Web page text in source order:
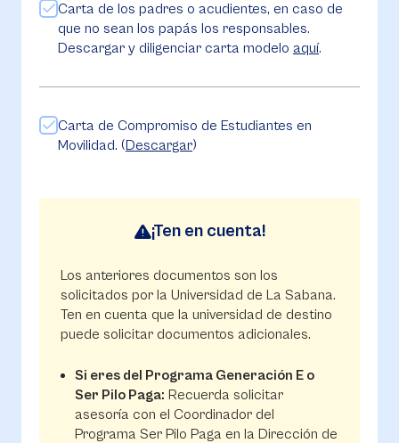
Carta de los padres o acudientes, en caso de
que no sean los papás los responsables.
Descargar y diligenciar carta modelo aquí.
Carta de Compromiso de Estudiantes en
Movilidad. (Descargar)
¡Ten en cuenta!
Los anteriores documentos son los
solicitados por la Universidad de La Sabana.
Ten en cuenta que la universidad de destino
puede solicitar documentos adicionales.
Si eres del Programa Generación E o
Ser Pilo Paga: Recuerda solicitar
asesoría con el Coordinador del
Programa Ser Pilo Paga en la Dirección de